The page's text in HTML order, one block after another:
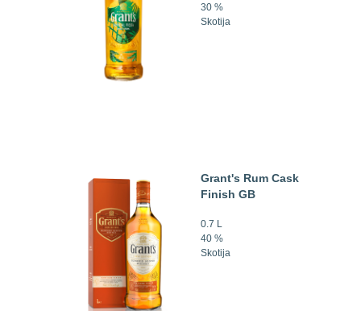
30 %
Skotija
Grant's Rum Cask
Finish GB
0.7 L
40 %
Skotija